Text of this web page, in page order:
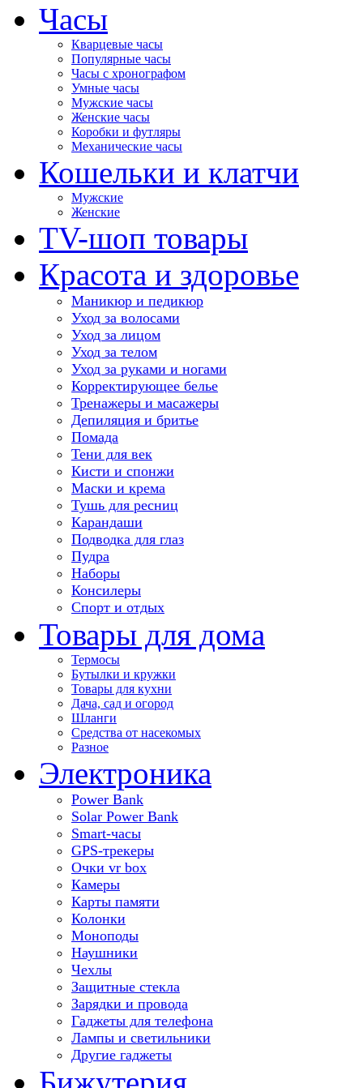
Часы
Кварцевые часы
Популярные часы
Часы с хронографом
Умные часы
Мужские часы
Женские часы
Коробки и футляры
Механические часы
Кошельки и клатчи
Мужские
Женские
TV-шоп товары
Красота и здоровье
Маникюр и педикюр
Уход за волосами
Уход за лицом
Уход за телом
Уход за руками и ногами
Корректирующее белье
Тренажеры и масажеры
Депиляция и бритье
Помада
Тени для век
Кисти и спонжи
Маски и крема
Тушь для ресниц
Карандаши
Подводка для глаз
Пудра
Наборы
Консилеры
Спорт и отдых
Товары для дома
Термосы
Бутылки и кружки
Товары для кухни
Дача, сад и огород
Шланги
Средства от насекомых
Разное
Электроника
Power Bank
Solar Power Bank
Smart-часы
GPS-трекеры
Очки vr box
Камеры
Карты памяти
Колонки
Моноподы
Наушники
Чехлы
Защитные стекла
Зарядки и провода
Гаджеты для телефона
Лампы и светильники
Другие гаджеты